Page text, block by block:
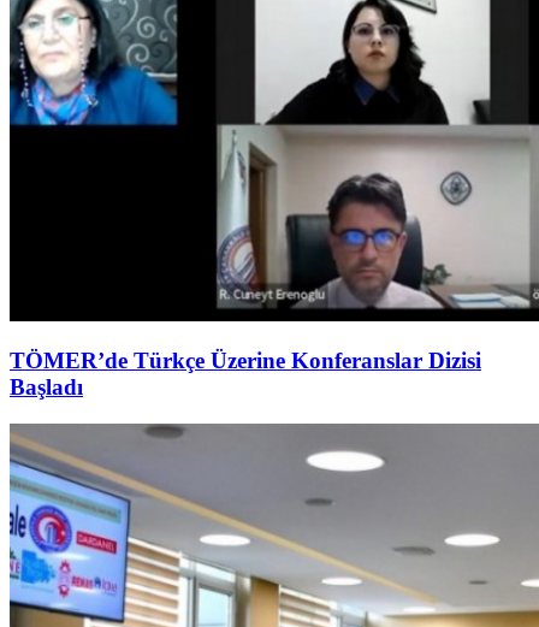
TÖMER’de Türkçe Üzerine Konferanslar Dizisi
Başladı